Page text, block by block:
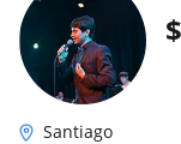
$
Santiago